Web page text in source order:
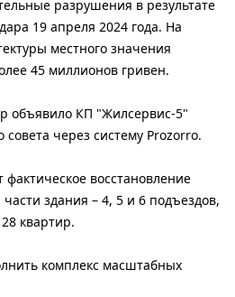
разрушения в результате
19 апреля 2024 года. На
местного значения
45 миллионов гривен.
объявило КП "Жилсервис-5"
совета через систему Prozorro.
восстановление
здания – 4, 5 и 6 подъездов,
квартир.
комплекс масштабных